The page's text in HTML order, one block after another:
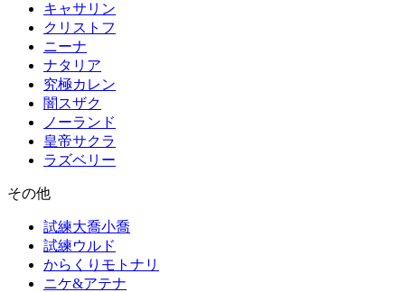
キャサリン
クリストフ
ニーナ
ナタリア
究極カレン
闇スザク
ノーランド
皇帝サクラ
ラズベリー
その他
試練大喬小喬
試練ウルド
からくりモトナリ
ニケ&アテナ